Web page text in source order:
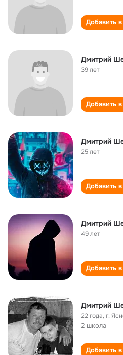
Добавить
Дмитрий
39 лет
Добавить
Дмитрий
25 лет
Добавить
Дмитрий
49 лет
Добавить
Дмитрий
22 года,г.
2 школа
Добавить